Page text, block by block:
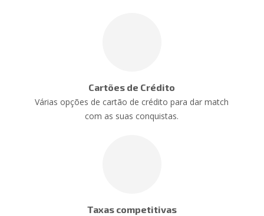
Cartões de Crédito
Várias opções de cartão de crédito para dar match
com as suas conquistas.
Taxas competitivas